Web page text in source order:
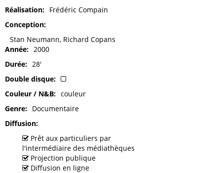
Réalisation
Frédéric Compain
Conception
Stan Neumann, Richard Copans
Année
2000
Durée
28'
Double disque
Couleur / N&B
couleur
Genre
Documentaire
Diffusion
Prêt aux particuliers par
l'intermédiaire des médiathèques
Projection publique
Diffusion en ligne